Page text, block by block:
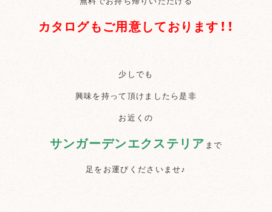
カタログもご用意しております！！
少しでも
興味を持って頂けましたら是非
お近くの
サンガーデンエクステリア まで
足をお運びくださいませ♪